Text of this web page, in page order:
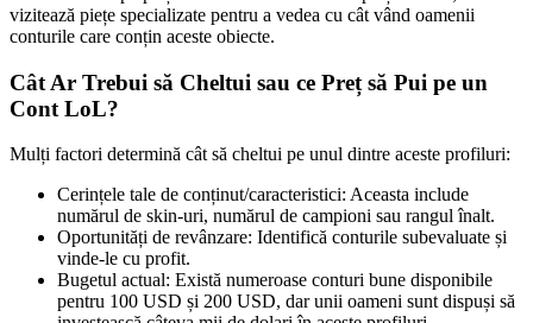
vizitează piețe specializate pentru a vedea cu cât vând oamenii
conturile care conțin aceste obiecte.
Cât Ar Trebui să Cheltui sau ce Preț să Pui pe un
Cont LoL?
Mulți factori determină cât să cheltui pe unul dintre aceste profiluri:
Cerințele tale de conținut/caracteristici: Aceasta include
numărul de skin-uri, numărul de campioni sau rangul înalt.
Oportunități de revânzare: Identifică conturile subevaluate și
vinde-le cu profit.
Bugetul actual: Există numeroase conturi bune disponibile
pentru 100 USD și 200 USD, dar unii oameni sunt dispuși să